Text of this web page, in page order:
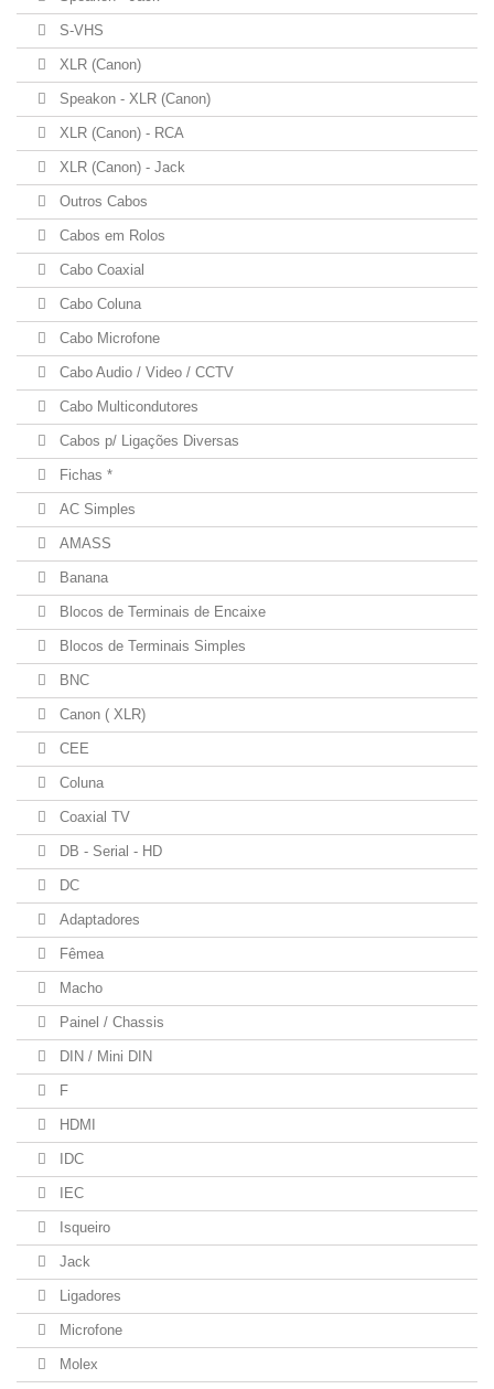
S-VHS
XLR (Canon)
Speakon - XLR (Canon)
XLR (Canon) - RCA
XLR (Canon) - Jack
Outros Cabos
Cabos em Rolos
Cabo Coaxial
Cabo Coluna
Cabo Microfone
Cabo Audio / Video / CCTV
Cabo Multicondutores
Cabos p/ Ligações Diversas
Fichas *
AC Simples
AMASS
Banana
Blocos de Terminais de Encaixe
Blocos de Terminais Simples
BNC
Canon ( XLR)
CEE
Coluna
Coaxial TV
DB - Serial - HD
DC
Adaptadores
Fêmea
Macho
Painel / Chassis
DIN / Mini DIN
F
HDMI
IDC
IEC
Isqueiro
Jack
Ligadores
Microfone
Molex